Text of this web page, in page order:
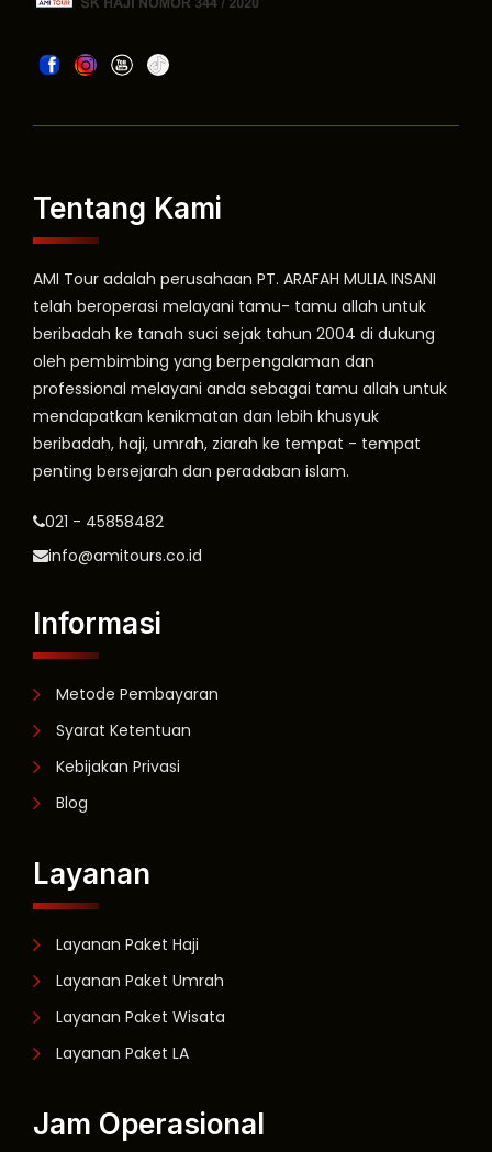
Tentang Kami
AMI Tour adalah perusahaan PT. ARAFAH MULIA INSANI
telah beroperasi melayani tamu- tamu allah untuk
beribadah ke tanah suci sejak tahun 2004 di dukung
oleh pembimbing yang berpengalaman dan
professional melayani anda sebagai tamu allah untuk
mendapatkan kenikmatan dan lebih khusyuk
beribadah, haji, umrah, ziarah ke tempat - tempat
penting bersejarah dan peradaban islam.
021 - 45858482
info@amitours.co.id
Informasi
Metode Pembayaran
Syarat Ketentuan
Kebijakan Privasi
Blog
Layanan
Layanan Paket Haji
Layanan Paket Umrah
Layanan Paket Wisata
Layanan Paket LA
Jam Operasional